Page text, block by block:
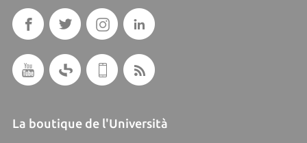
La boutique de l'Università